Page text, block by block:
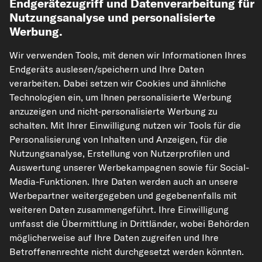
MERCEDES-BENZ T1
MERCEDES-BENZ HECKFLOSSE
MERCEDES-BENZ CABRIOLET
kfzteile24.de carpardoo.nl
carpardoo.fr
carpardoo.dk
Die hier dargestellten Daten, insbesondere die gesamte Datenbank, dürfen
nicht vervielfältigt werden. Die Vervielfältigung und Verbreitung der Daten und
der Datenbank ohne vorherige Einwilligung von TecAlliance und/oder die
Einbeziehung Dritter in solche Aktivitäten ist streng verboten. Jegliche
unautorisierte Nutzung von Inhalten stellt eine Verletzung des Urheberrechts
dar und kann rechtliche Schritte nach sich ziehen.
Vertrag widerrufen
Endgerätezugriff und Datenverarbeitung für
Nutzungsanalyse und personalisierte
Werbung.
Wir verwenden Tools, mit denen wir Informationen Ihres
Endgeräts auslesen/speichern und Ihre Daten
verarbeiten. Dabei setzen wir Cookies und ähnliche
Technologien ein, um Ihnen personalisierte Werbung
anzuzeigen und nicht-personalisierte Werbung zu
schalten. Mit Ihrer Einwilligung nutzen wir Tools für die
Personalisierung von Inhalten und Anzeigen, für die
Nutzungsanalyse, Erstellung von Nutzerprofilen und
Auswertung unserer Werbekampagnen sowie für Social-
Media-Funktionen. Ihre Daten werden auch an unsere
Werbepartner weitergegeben und gegebenenfalls mit
weiteren Daten zusammengeführt. Ihre Einwilligung
umfasst die Übermittlung in Drittländer, wobei Behörden
möglicherweise auf Ihre Daten zugreifen und Ihre
Betroffenenrechte nicht durchgesetzt werden könnten.